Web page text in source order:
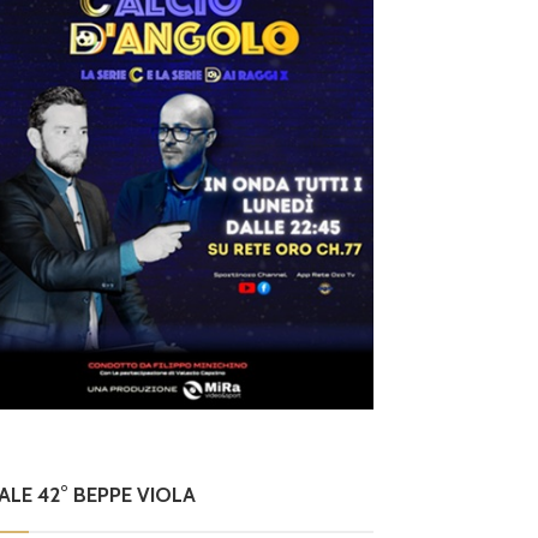
42° BEPPE VIOLA